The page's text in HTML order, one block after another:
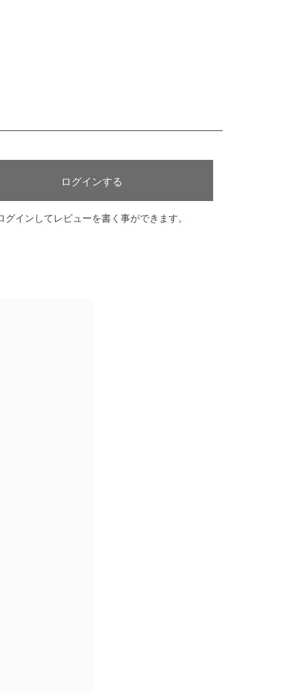
ログインする
グインしてレビューを書く事ができます。